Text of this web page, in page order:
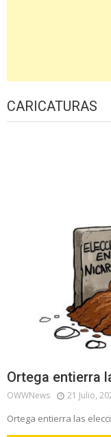
CARICATURAS
Ortega entierra
OWWNews 21 Julio,
Ortega entierra las